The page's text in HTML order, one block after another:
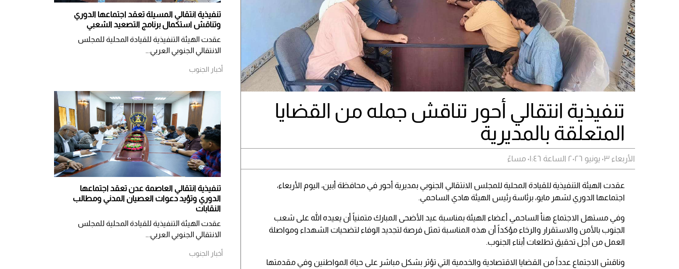
تنفيذية انتقالي أحور تناقش جمله من القضايا
المتعلقة بالمديرية
الأربعاء ٠٣ يونيو ٢٠٢٦ الساعة ٠١:٤٦ مساءً
عقدت الهيئة التنفيذية للقيادة المحلية للمجلس الانتقالي الجنوبي بمديرية أحور في محافظة أبين، اليوم الأربعاء،
اجتماعها الدوري لشهر مايو، برئاسة رئيس الهيئة هادي الساحمي.
وفي مستهل الاجتماع هنأ الساحمي أعضاء الهيئة بمناسبة عيد الأضحى المبارك متمنياً أن يعيده الله على شعب
الجنوب بالأمن والاستقرار والرخاء مؤكداً أن هذه المناسبة تمثل فرصة لتجديد الوفاء لتضحيات الشهداء ومواصلة
العمل من أجل تحقيق تطلعات أبناء الجنوب.
وناقش الاجتماع عدداً من القضايا الاقتصادية والخدمية التي تؤثر بشكل مباشر على حياة المواطنين وفي مقدمتها
تنفيذية انتقالي المسيلة تعقد اجتماعها الدوري
وتناقش استكمال برنامج التصعيد الشعبي
عقدت الهيئة التنفيذية للقيادة المحلية للمجلس
الانتقالي الجنوبي العربي...
أخبار الجنوب
تنفيذية انتقالي العاصمة عدن تعقد اجتماعها
الدوري وتؤيد دعوات العصيان المدني ومطالب
النقابات
​عقدت الهيئة التنفيذية للقيادة المحلية للمجلس
الانتقالي الجنوبي العربي...
أخبار الجنوب